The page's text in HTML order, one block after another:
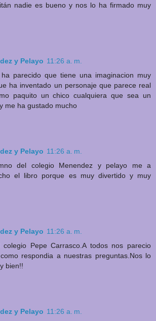
nadie es bueno y nos lo ha firmado muy
y Pelayo 11:26 a. m.
parecido que tiene una imaginacion muy
ha inventado un personaje que parece real
paquito un chico cualquiera que sea un
me ha gustado mucho
y Pelayo 11:26 a. m.
del colegio Menendez y pelayo me a
el libro porque es muy divertido y muy
y Pelayo 11:26 a. m.
Pepe Carrasco.A todos nos parecio
respondia a nuestras preguntas.Nos lo
bien!!
y Pelayo 11:26 a. m.